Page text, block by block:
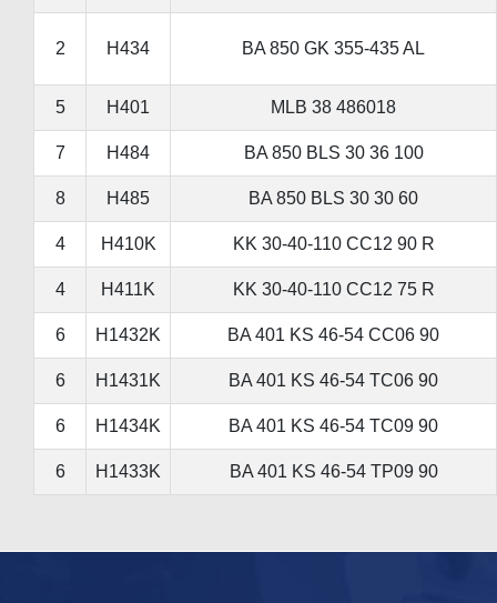
2 H434 BA 850 GK 355-435 AL
5 H401 MLB 38 486018
7 H484 BA 850 BLS 30 36 100
8 H485 BA 850 BLS 30 30 60
4 H410K KK 30-40-110 CC12 90 R
4 H411K KK 30-40-110 CC12 75 R
6 H1432K BA 401 KS 46-54 CC06 90
6 H1431K BA 401 KS 46-54 TC06 90
6 H1434K BA 401 KS 46-54 TC09 90
6 H1433K BA 401 KS 46-54 TP09 90